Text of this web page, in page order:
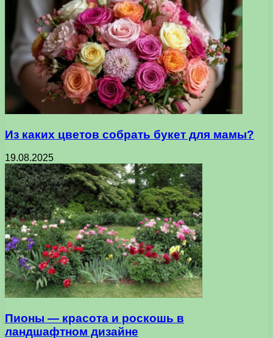
Из каких цветов собрать букет для мамы?
19.08.2025
Пионы — красота и роскошь в
ландшафтном дизайне